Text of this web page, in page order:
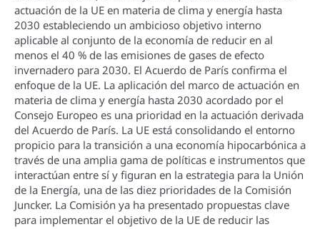
actuación de la UE en materia de clima y energí­a hasta
2030 estableciendo un ambicioso objetivo interno
aplicable al conjunto de la economí­a de reducir en al
menos el 40 % de las emisiones de gases de efecto
invernadero para 2030. El Acuerdo de Parí­s confirma el
enfoque de la UE. La aplicación del marco de actuación en
materia de clima y energí­a hasta 2030 acordado por el
Consejo Europeo es una prioridad en la actuación derivada
del Acuerdo de Parí­s. La UE está consolidando el entorno
propicio para la transición a una economí­a hipocarbónica a
través de una amplia gama de polí­ticas e instrumentos que
interactúan entre sí­ y figuran en la estrategia para la Unión
de la Energí­a, una de las diez prioridades de la Comisión
Juncker. La Comisión ya ha presentado propuestas clave
para implementar el objetivo de la UE de reducir las